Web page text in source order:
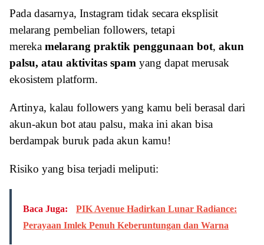
Pada dasarnya, Instagram tidak secara eksplisit
melarang pembelian followers, tetapi
mereka melarang praktik penggunaan bot, akun
palsu, atau aktivitas spam yang dapat merusak
ekosistem platform.
Artinya, kalau followers yang kamu beli berasal dari
akun-akun bot atau palsu, maka ini akan bisa
berdampak buruk pada akun kamu!
Risiko yang bisa terjadi meliputi:
Baca Juga:
PIK Avenue Hadirkan Lunar Radiance:
Perayaan Imlek Penuh Keberuntungan dan Warna